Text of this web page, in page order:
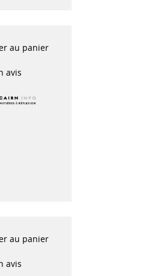
au panier
avis
au panier
avis